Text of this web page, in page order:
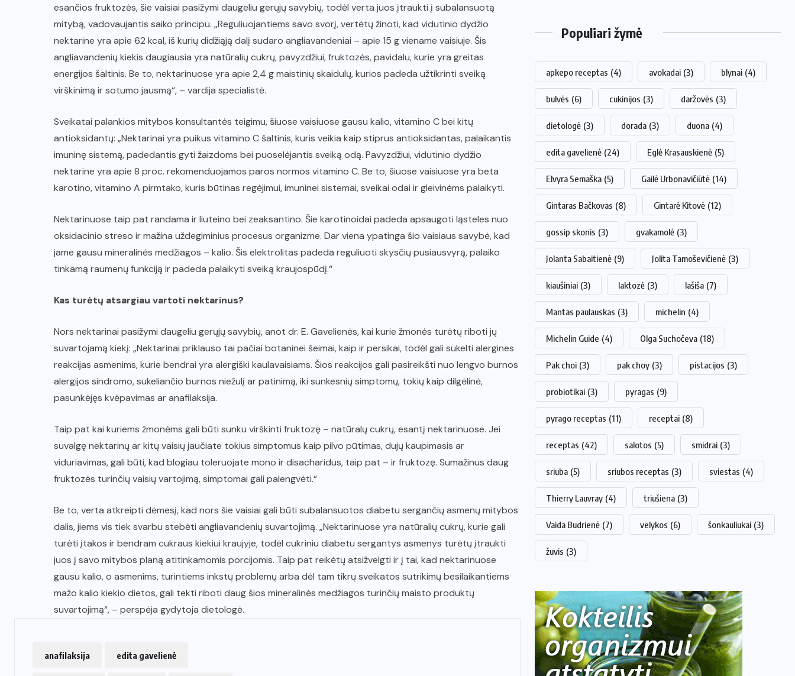
esančios fruktozės, šie vaisiai pasižymi daugeliu gerųjų savybių, todėl verta juos įtraukti į subalansuotą
mitybą, vadovaujantis saiko principu. „Reguliuojantiems savo svorį, vertėtų žinoti, kad vidutinio dydžio
nektarine yra apie 62 kcal, iš kurių didžiąją dalį sudaro angliavandeniai – apie 15 g viename vaisiuje. Šis
angliavandenių kiekis daugiausia yra natūralių cukrų, pavyzdžiui, fruktozės, pavidalu, kurie yra greitas
energijos šaltinis. Be to, nektarinuose yra apie 2,4 g maistinių skaidulų, kurios padeda užtikrinti sveiką
virškinimą ir sotumo jausmą“, – vardija specialistė.
Sveikatai palankios mitybos konsultantės teigimu, šiuose vaisiuose gausu kalio, vitamino C bei kitų
antioksidantų: „Nektarinai yra puikus vitamino C šaltinis, kuris veikia kaip stiprus antioksidantas, palaikantis
imuninę sistemą, padedantis gyti žaizdoms bei puoselėjantis sveiką odą. Pavyzdžiui, vidutinio dydžio
nektarine yra apie 8 proc. rekomenduojamos paros normos vitamino C. Be to, šiuose vaisiuose yra beta
karotino, vitamino A pirmtako, kuris būtinas regėjimui, imuninei sistemai, sveikai odai ir gleivinėms palaikyti.
Nektarinuose taip pat randama ir liuteino bei zeaksantino. Šie karotinoidai padeda apsaugoti ląsteles nuo
oksidacinio streso ir mažina uždegiminius procesus organizme. Dar viena ypatinga šio vaisiaus savybė, kad
jame gausu mineralinės medžiagos – kalio. Šis elektrolitas padeda reguliuoti skysčių pusiausvyrą, palaiko
tinkamą raumenų funkciją ir padeda palaikyti sveiką kraujospūdį.“
Kas turėtų atsargiau vartoti nektarinus?
Nors nektarinai pasižymi daugeliu gerųjų savybių, anot dr. E. Gavelienės, kai kurie žmonės turėtų riboti jų
suvartojamą kiekį: „Nektarinai priklauso tai pačiai botaninei šeimai, kaip ir persikai, todėl gali sukelti alergines
reakcijas asmenims, kurie bendrai yra alergiški kaulavaisiams. Šios reakcijos gali pasireikšti nuo lengvo burnos
alergijos sindromo, sukeliančio burnos niežulį ar patinimą, iki sunkesnių simptomų, tokių kaip dilgėlinė,
pasunkėjęs kvėpavimas ar anafilaksija.
Taip pat kai kuriems žmonėms gali būti sunku virškinti fruktozę – natūralų cukrų, esantį nektarinuose. Jei
suvalgę nektarinų ar kitų vaisių jaučiate tokius simptomus kaip pilvo pūtimas, dujų kaupimasis ar
viduriavimas, gali būti, kad blogiau toleruojate mono ir disacharidus, taip pat – ir fruktozę. Sumažinus daug
fruktozės turinčių vaisių vartojimą, simptomai gali palengvėti.“
Be to, verta atkreipti dėmesį, kad nors šie vaisiai gali būti subalansuotos diabetu sergančių asmenų mitybos
dalis, jiems vis tiek svarbu stebėti angliavandenių suvartojimą. „Nektarinuose yra natūralių cukrų, kurie gali
turėti įtakos ir bendram cukraus kiekiui kraujyje, todėl cukriniu diabetu sergantys asmenys turėtų įtraukti
juos į savo mitybos planą atitinkamomis porcijomis. Taip pat reikėtų atsižvelgti ir į tai, kad nektarinuose
gausu kalio, o asmenims, turintiems inkstų problemų arba dėl tam tikrų sveikatos sutrikimų besilaikantiems
mažo kalio kiekio dietos, gali tekti riboti daug šios mineralinės medžiagos turinčių maisto produktų
suvartojimą“, – perspėja gydytoja dietologė.
anafilaksija edita gavelienė
Populiari žymė
apkepo receptas (4) avokadai (3) blynai (4)
bulvės (6) cukinijos (3) daržovės (3)
dietologė (3) dorada (3) duona (4)
edita gavelienė (24) Eglė Krasauskienė (5)
Elvyra Semaška (5) Gailė Urbonavičiūtė (14)
Gintaras Bačkovas (8) Gintarė Kitovė (12)
gossip skonis (3) gvakamolė (3)
Jolanta Sabaitienė (9) Jolita Tamoševičienė (3)
kiaušiniai (3) laktozė (3) lašiša (7)
Mantas paulauskas (3) michelin (4)
Michelin Guide (4) Olga Suchočeva (18)
Pak choi (3) pak choy (3) pistacijos (3)
probiotikai (3) pyragas (9)
pyrago receptas (11) receptai (8)
receptas (42) salotos (5) smidrai (3)
sriuba (5) sriubos receptas (3) sviestas (4)
Thierry Lauvray (4) triušiena (3)
Vaida Budrienė (7) velykos (6) šonkauliukai (3)
žuvis (3)